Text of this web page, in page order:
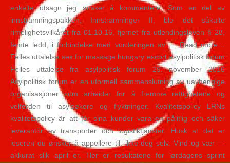
enkelte utsagn jeg ønsker å kommentere. Som en del av
innstramningspakken, Innstramninger II, ble det såkalte
rimelighetsvilkåret fra 01.10.16, fjernet fra utlendingsloven § 28,
femte ledd, i forbindelse med vurderingen av … Read more…
Felles uttalelse sex for massage hungary escort asylpolitisk forum
Felles uttalelse fra asylpolitisk forum 29. november 2016
Asylpolitisk forum er en uformell sammenslutning av uavhengige
organisasjoner som arbeider for å fremme rettighetene og
velferden til asylsøkere og flyktninger. Kvalitetspolicy LRNs
kvalitetspolicy är att för sina kunder vara en pålitlig och säker
leverantör av transporter och logistiktjänster. Husk at det er
leseren du ønsker å appellere til, ikke deg selv. Vind og vær —
akkurat slik april er. Her er resultatene for lørdagens sprint